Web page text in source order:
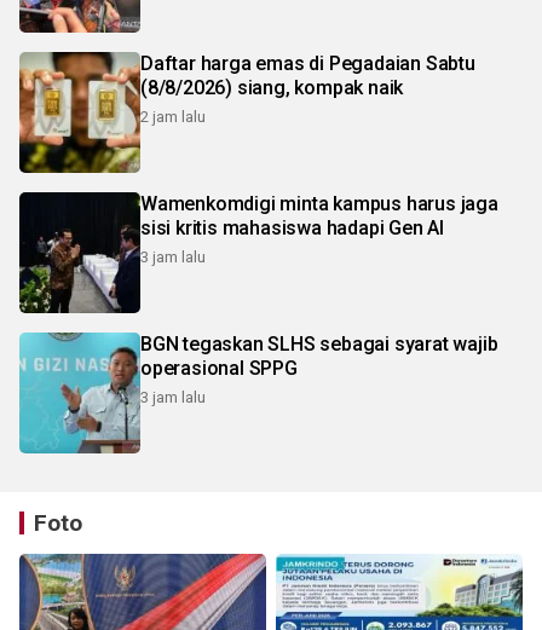
Daftar harga emas di Pegadaian Sabtu
(8/8/2026) siang, kompak naik
2 jam lalu
Wamenkomdigi minta kampus harus jaga
sisi kritis mahasiswa hadapi Gen AI
3 jam lalu
BGN tegaskan SLHS sebagai syarat wajib
operasional SPPG
3 jam lalu
Foto